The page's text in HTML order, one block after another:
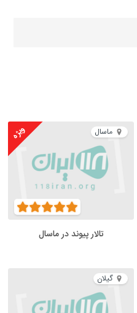
ماسال ویژه
تالار پیوند در ماسال
گیلان